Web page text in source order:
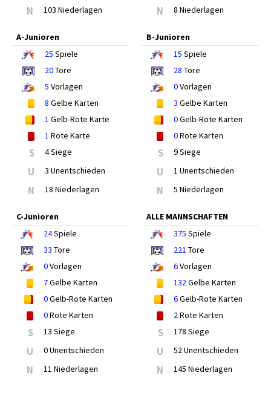
N 103 Niederlagen N 8 Niederlagen
A-Junioren
25 Spiele
20Tore
5 Vorlagen
8 Gelbe Karten
1 Gelb-Rote Karte
1 Rote Karte
S 4 Siege
U 3 Unentschieden
N 18 Niederlagen
B-Junioren
15 Spiele
28 Tore
0Vorlagen
3 Gelbe Karten
0Gelb-Rote Karten
0Rote Karten
S 9 Siege
U 1 Unentschieden
N 5 Niederlagen
C-Junioren
24Spiele
33 Tore
0Vorlagen
7Gelbe Karten
0Gelb-Rote Karten
0Rote Karten
S 13 Siege
U 0 Unentschieden
N 11 Niederlagen
ALLE MANNSCHAFTEN
375 Spiele
221 Tore
6Vorlagen
132Gelbe Karten
6Gelb-Rote Karten
2Rote Karten
S 178 Siege
U 52 Unentschieden
N 145 Niederlagen